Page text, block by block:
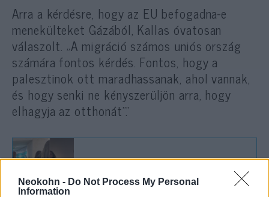
Neokohn - Do Not Process My Personal
Information
Arra a kérdésre, hogy az EU befogadna-e
menekülteket Gázából, Kallas óvatosan
válaszolt. „A migráció számos uniós ország
számára fontos kérdés. Fontos, hogy a
palesztinok ott maradhassanak, ahol vannak,
és hogy senki ne kényszerüljön arra, hogy
elhagyja az otthonát”.”
európai uniós képviselőt